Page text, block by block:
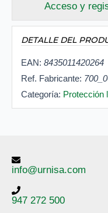
Acceso y
DETALLE DEL
EAN: 8435011420264
Ref. Fabricante:
Categoría: Protección
info@urnisa.com
947 272 500